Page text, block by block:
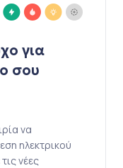
για
σου
να
ηλεκτρικού
νέες